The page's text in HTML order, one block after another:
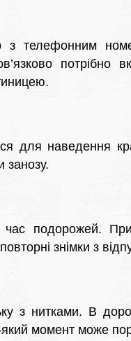
з телефонним
потрібно
для наведення
занозу.
подорожей.
знімки з
з нитками. В
момент може